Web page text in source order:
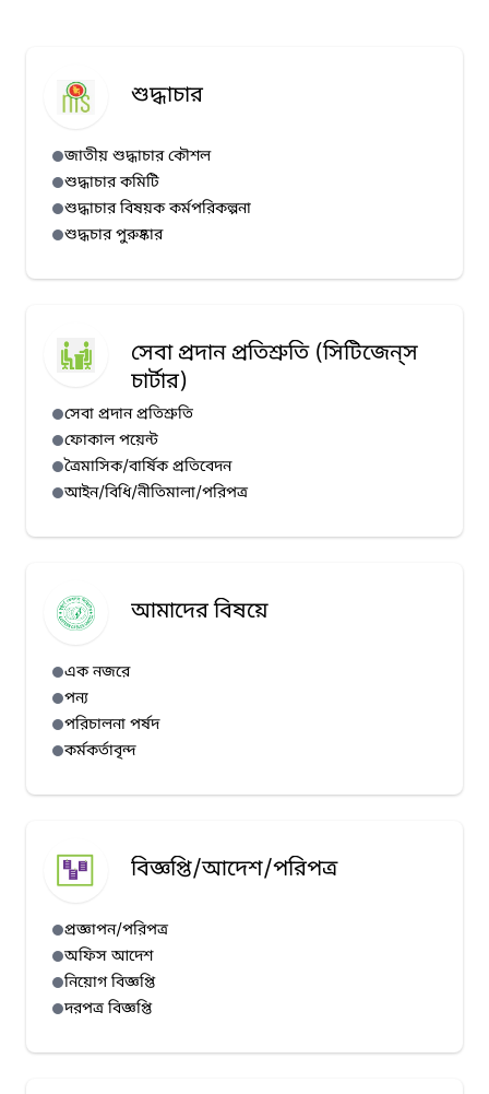
শুদ্ধাচার
জাতীয় শুদ্ধাচার কৌশল
শুদ্ধাচার কমিটি
শুদ্ধাচার বিষয়ক কর্মপরিকল্পনা
শুদ্ধচার পুরুষ্কার
সেবা প্রদান প্রতিশ্রুতি (সিটিজেন্‌স
চার্টার)
সেবা প্রদান প্রতিশ্রুতি
ফোকাল পয়েন্ট
ত্রৈমাসিক/বার্ষিক প্রতিবেদন
আইন/বিধি/নীতিমালা/পরিপত্র
আমাদের বিষয়ে
এক নজরে
পন্য
পরিচালনা পর্ষদ
কর্মকর্তাবৃন্দ
বিজ্ঞপ্তি/আদেশ/পরিপত্র
প্রজ্ঞাপন/পরিপত্র
অফিস আদেশ
নিয়োগ বিজ্ঞপ্তি
দরপত্র বিজ্ঞপ্তি